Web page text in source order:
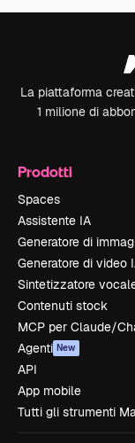
La piattaforma
1 milione di
Prodotti
Spaces
Assistente IA
Generatore di
Generatore di video
Sintetizzatore
Contenuti stock
MCP per Claude/
Agenti New
API
App mobile
Tutti gli strumenti